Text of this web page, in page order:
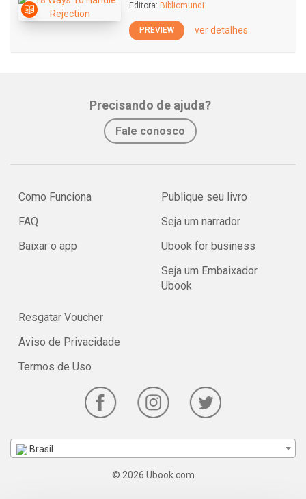
Editora: Bibliomundi
PREVIEW ver detalhes
Precisando de ajuda?
Fale conosco
Como Funciona
FAQ
Baixar o app
Publique seu livro
Seja um narrador
Ubook for business
Seja um Embaixador
Ubook
Resgatar Voucher
Aviso de Privacidade
Termos de Uso
Brasil
© 2026 Ubook.com